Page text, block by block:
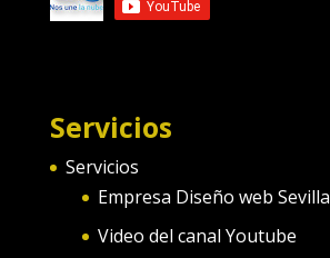
Servicios
Servicios
Empresa Diseño web Sevilla
Video del canal Youtube